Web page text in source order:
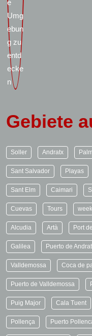
Gebiete
Soller Andratx
Sant Salvador Playas
Sant Elm Caimari
Cuevas Tours
Alcudia Artà Port
Galilea Puerto de
Valldemossa Coca de
Puerto de Valldemossa
Puig Major Cala Tuent
Pollença Puerto